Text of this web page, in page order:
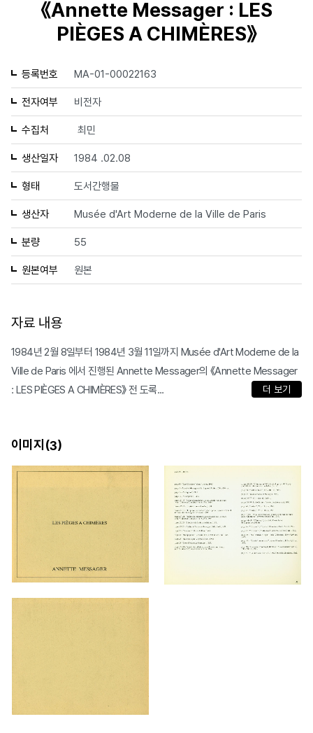
《Annette Messager : LES
PIÈGES A CHIMÈRES》
등록번호 MA-01-00022163
전자여부 비전자
수집처 최민
생산일자 1984 .02.08
형태 도서간행물
생산자 Musée d'Art Moderne de la Ville de Paris
분량 55
원본여부 원본
자료 내용
1984년 2월 8일부터 1984년 3월 11일까지 Musée d'Art Moderne de la
Ville de Paris 에서 진행된 Annette Messager의 《Annette Messager
: LES PIÈGES A CHIMÈRES》 전 도록...
더 보기
이미지(3)